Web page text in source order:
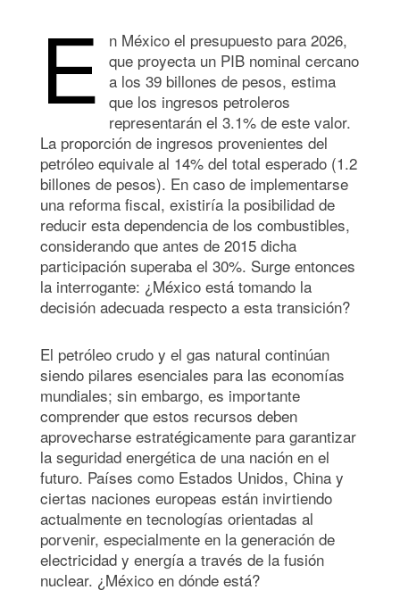
E
n México el presupuesto para 2026,
que proyecta un PIB nominal cercano
a los 39 billones de pesos, estima
que los ingresos petroleros
representarán el 3.1% de este valor.
La proporción de ingresos provenientes del
petróleo equivale al 14% del total esperado (1.2
billones de pesos). En caso de implementarse
una reforma fiscal, existiría la posibilidad de
reducir esta dependencia de los combustibles,
considerando que antes de 2015 dicha
participación superaba el 30%. Surge entonces
la interrogante: ¿México está tomando la
decisión adecuada respecto a esta transición?
El petróleo crudo y el gas natural continúan
siendo pilares esenciales para las economías
mundiales; sin embargo, es importante
comprender que estos recursos deben
aprovecharse estratégicamente para garantizar
la seguridad energética de una nación en el
futuro. Países como Estados Unidos, China y
ciertas naciones europeas están invirtiendo
actualmente en tecnologías orientadas al
porvenir, especialmente en la generación de
electricidad y energía a través de la fusión
nuclear. ¿México en dónde está?